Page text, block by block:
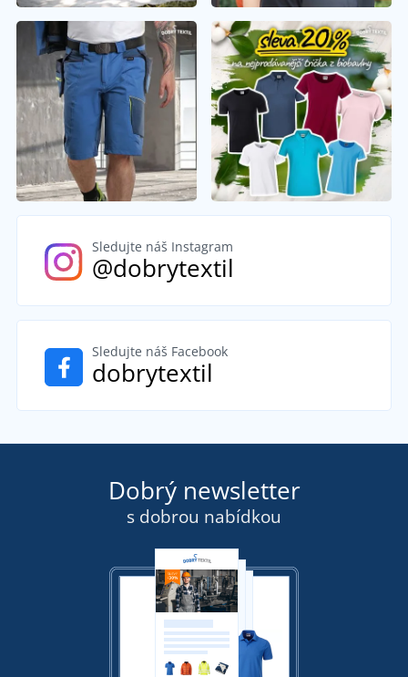
Sledujte náš Instagram
@dobrytextil
Sledujte náš Facebook
dobrytextil
Dobrý newsletter
s dobrou nabídkou